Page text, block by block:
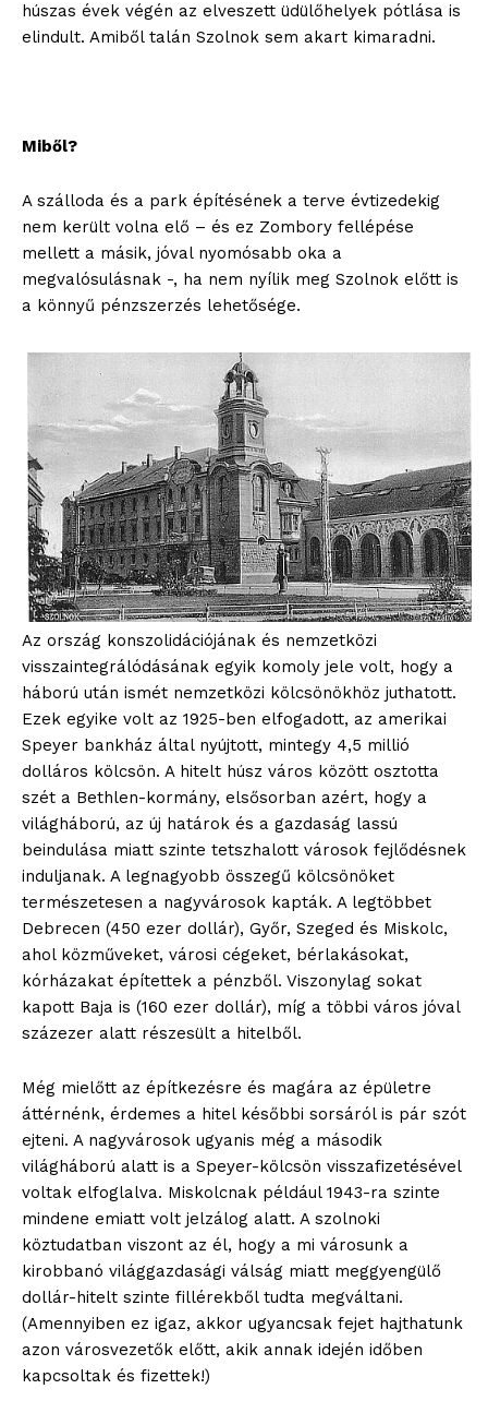
húszas évek végén az elveszett üdülőhelyek pótlása is
elindult. Amiből talán Szolnok sem akart kimaradni.
Miből?
A szálloda és a park építésének a terve évtizedekig
nem került volna elő – és ez Zombory fellépése
mellett a másik, jóval nyomósabb oka a
megvalósulásnak -, ha nem nyílik meg Szolnok előtt is
a könnyű pénzszerzés lehetősége.
Az ország konszolidációjának és nemzetközi
visszaintegrálódásának egyik komoly jele volt, hogy a
háború után ismét nemzetközi kölcsönökhöz juthatott.
Ezek egyike volt az 1925-ben elfogadott, az amerikai
Speyer bankház által nyújtott, mintegy 4,5 millió
dolláros kölcsön. A hitelt húsz város között osztotta
szét a Bethlen-kormány, elsősorban azért, hogy a
világháború, az új határok és a gazdaság lassú
beindulása miatt szinte tetszhalott városok fejlődésnek
induljanak. A legnagyobb összegű kölcsönöket
természetesen a nagyvárosok kapták. A legtöbbet
Debrecen (450 ezer dollár), Győr, Szeged és Miskolc,
ahol közműveket, városi cégeket, bérlakásokat,
kórházakat építettek a pénzből. Viszonylag sokat
kapott Baja is (160 ezer dollár), míg a többi város jóval
százezer alatt részesült a hitelből.
Még mielőtt az építkezésre és magára az épületre
áttérnénk, érdemes a hitel későbbi sorsáról is pár szót
ejteni. A nagyvárosok ugyanis még a második
világháború alatt is a Speyer-kölcsön visszafizetésével
voltak elfoglalva. Miskolcnak például 1943-ra szinte
mindene emiatt volt jelzálog alatt. A szolnoki
köztudatban viszont az él, hogy a mi városunk a
kirobbanó világgazdasági válság miatt meggyengülő
dollár-hitelt szinte fillérekből tudta megváltani.
(Amennyiben ez igaz, akkor ugyancsak fejet hajthatunk
azon városvezetők előtt, akik annak idején időben
kapcsoltak és fizettek!)